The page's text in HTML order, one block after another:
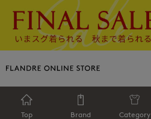
Top Brand Category